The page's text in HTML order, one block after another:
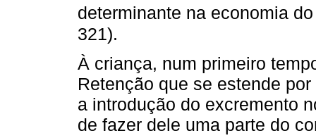
determinante na economia do
321).
À criança, num primeiro
Retenção que se estende
a introdução do excremento
de fazer dele uma parte do